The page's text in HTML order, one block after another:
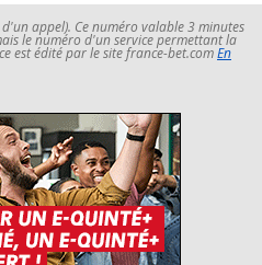
appel). Ce numéro valable 3 minutes
le numéro d'un service permettant la
est édité par le site france-bet.comEn